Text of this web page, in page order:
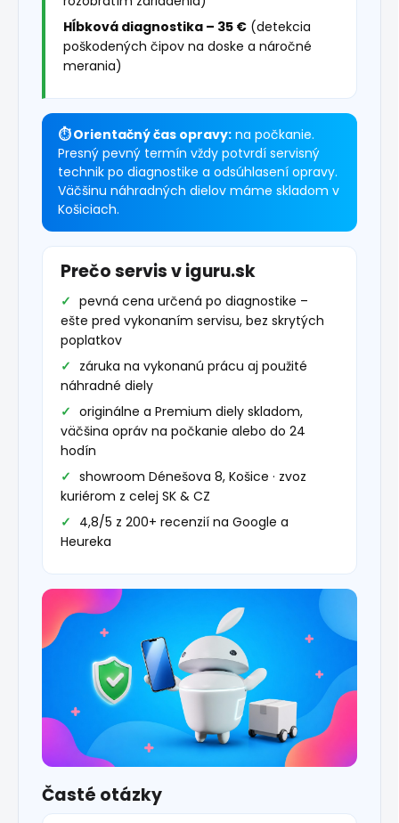
Hĺbková diagnostika – 35 € (detekcia
poškodených čipov na doske a náročné
merania)
⏱ Orientačný čas opravy: na počkanie.
Presný pevný termín vždy potvrdí servisný
technik po diagnostike a odsúhlasení opravy.
Väčšinu náhradných dielov máme skladom v
Košiciach.
Prečo servis v iguru.sk
pevná cena určená po diagnostike –
ešte pred vykonaním servisu, bez skrytých
poplatkov
záruka na vykonanú prácu aj použité
náhradné diely
originálne a Premium diely skladom,
väčšina opráv na počkanie alebo do 24
hodín
showroom Dénešova 8, Košice · zvoz
kuriérom z celej SK & CZ
4,8/5 z 200+ recenzií na Google a
Heureka
Časté otázky